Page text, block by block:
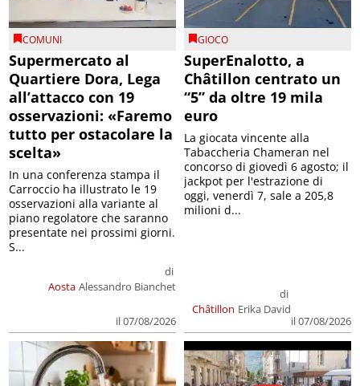
COMUNI
Supermercato al
Quartiere Dora, Lega
all’attacco con 19
osservazioni: «Faremo
tutto per ostacolare la
scelta»
Aosta
di
Alessandro Bianchet
il 07/08/2026
In una conferenza stampa il
Carroccio ha illustrato le 19
osservazioni alla variante al
piano regolatore che saranno
presentate nei prossimi giorni.
S...
GIOCO
SuperEnalotto, a
Châtillon centrato un
“5” da oltre 19 mila
euro
Châtillon
di
Erika David
il 07/08/2026
La giocata vincente alla
Tabaccheria Chameran nel
concorso di giovedì 6 agosto; il
jackpot per l'estrazione di
oggi, venerdì 7, sale a 205,8
milioni d...